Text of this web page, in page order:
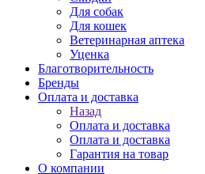
Для собак
Для кошек
Ветеринарная аптека
Уценка
Благотворительность
Бренды
Оплата и доставка
Назад
Оплата и доставка
Оплата и доставка
Гарантия на товар
О компании